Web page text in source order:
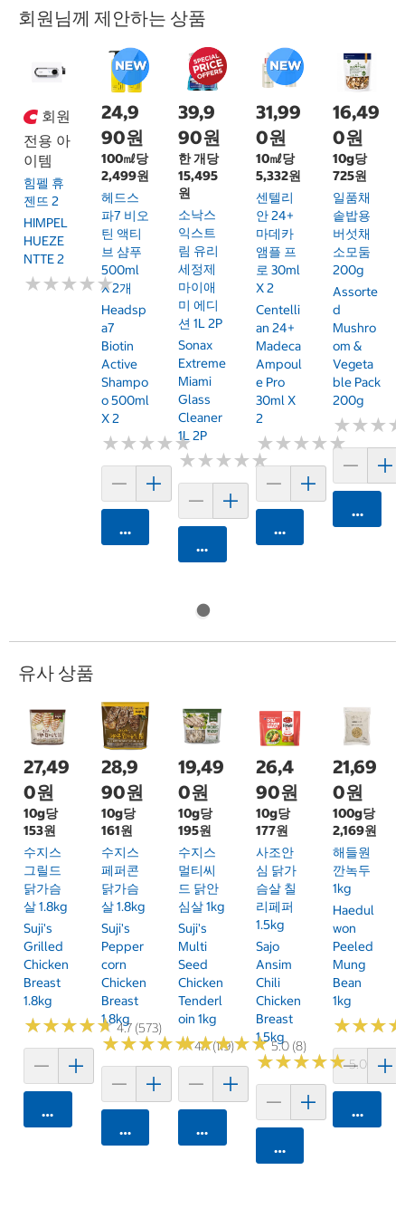
회원님께 제안하는 상품
회원
전용 아
이템
힘펠 휴
젠뜨 2
HIMPEL
HUEZE
NTTE 2
★★★★★
★★★★★
24,9
90원
100㎖당
2,499원
헤드스
파7 비오
틴 액티
브 샴푸
500ml
X 2개
Headsp
A7
Biotin
Active
Shampo
O 500ml
X 2
★★★★★
★★★★★
카트에 담기
39,9
90원
한 개당
15,495
원
소낙스
익스트
림 유리
세정제
마이애
미 에디
션 1L 2P
Sonax
Extreme
Miami
Glass
Cleaner
1L 2P
★★★★★
★★★★★
카트에 담기
31,99
0원
10㎖당
5,332원
센텔리
안 24+
마데카
앰플 프
로 30ml
X 2
Centelli
An 24+
Madeca
Ampoul
E Pro
30ml X
2
★★★★★
★★★★★
카트에 담기
16,49
0원
10g당
725원
일품채
솥밥용
버섯채
소모둠
200g
Assorte
D
Mushro
Om &
Vegeta
Ble Pack
200g
★★★
★★★
카트에
유사 상품
27,49
0원
10g당
153원
수지스
그릴드
닭가슴
살 1.8kg
Suji's
Grilled
Chicken
Breast
1.8kg
★★★★★
★★★★★4.7 (573)
카트에 담기
28,9
90원
10g당
161원
수지스
페퍼콘
닭가슴
살 1.8kg
Suji's
Pepper
Corn
Chicken
Breast
1.8kg
★★★★★
★★★★★4.7 (119)
카트에 담기
19,49
0원
10g당
195원
수지스
멀티씨
드 닭안
심살 1kg
Suji's
Multi
Seed
Chicken
Tenderl
Oin 1kg
★★★★★
★★★★★5.0 (8)
카트에 담기
26,4
90원
10g당
177원
사조안
심 닭가
슴살 칠
리페퍼
1.5kg
Sajo
Ansim
Chili
Chicken
Breast
1.5kg
★★★★★
★★★★★5.0 (2)
카트에 담기
21,69
0원
100g당
2,169원
해들원
깐녹두
1kg
Haedul
Won
Peeled
Mung
Bean
1kg
★★★
★★★
카트에